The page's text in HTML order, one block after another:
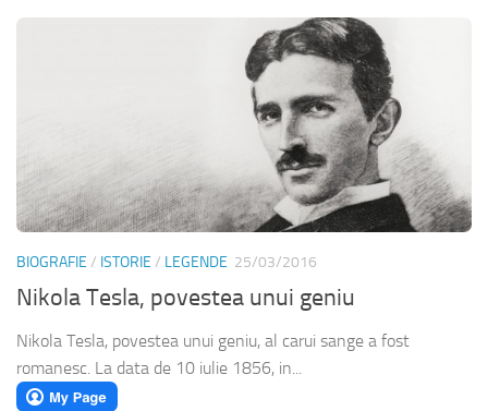
BIOGRAFIE / ISTORIE / LEGENDE 25/03/2016
Nikola Tesla, povestea unui geniu
Nikola Tesla, povestea unui geniu, al carui sange a fost
romanesc. La data de 10 iulie 1856, in...